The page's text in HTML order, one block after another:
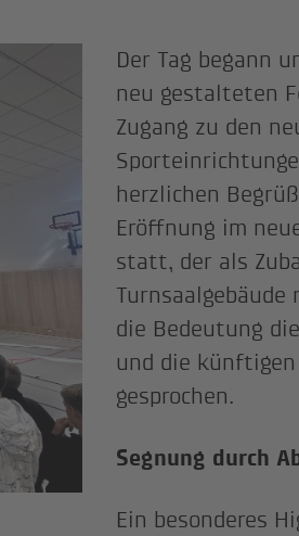
Der Tag begann
neu gestalteten
Zugang zu den
herzlichen
Eröffnung im
statt, der als
die Bedeutung
und die
gesprochen.
Segnung durch
Ein besonderes